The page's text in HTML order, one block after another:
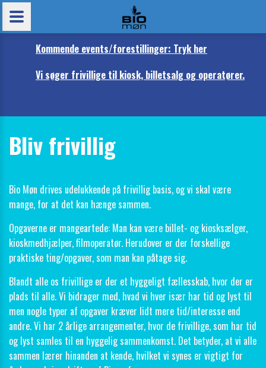
Kommende events/forestillinger: Tryk her
Vi søger frivillige til kiosk, billetsalg og operatører.
Bliv frivillig
Bio Møn drives udelukkende på frivillig basis, og vi skal være
mange, for at det kan hænge sammen.
Opgaverne er mangeartede: Man kan være billet- og kiosksælger,
kioskmedhjælper, filmoperatør. Herudover er der forskellige
praktiske ting/opgaver, som man kan påtage sig.
Blandt alle os frivillige er der et hyggeligt fællesskab, hvor der er
plads til alle. Vi bidrager med, hvad vi hver især har tid og lyst til
men nogle typer af opgaver kræver lidt mere tid/interesse end
andre. Vi har 2 årlige arrangementer, hvor de frivillige, som har tid
og lyst samles til en hyggelig sammenkomst. Det betyder, at vi alle
sammen lærer hinanden at kende, hvilket vi synes er vigtigt for